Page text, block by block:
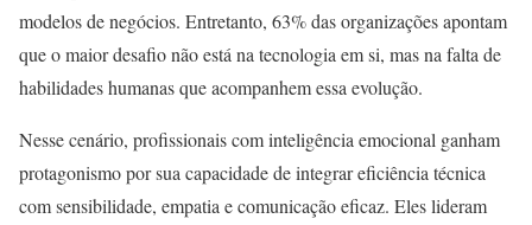
modelos de negócios. Entretanto, 63% das organizações apontam
que o maior desafio não está na tecnologia em si, mas na falta de
habilidades humanas que acompanhem essa evolução.
Nesse cenário, profissionais com inteligência emocional ganham
protagonismo por sua capacidade de integrar eficiência técnica
com sensibilidade, empatia e comunicação eficaz. Eles lideram